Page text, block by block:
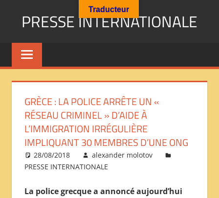
PRESSE INTERNATIONALE
Presse
Internationale
Géopolitique
Immigration
Société
Emploi
Economie
Géostratégie-
INTERNATIONAL
REVIEW
GRÈCE : LA POLICE ARRÊTE UN «
RÉSEAU CRIMINEL » D’AIDE À
L’IMMIGRATION IRRÉGULIÈRE
IMPLIQUANT 30 MEMBRES D’UNE ONG
28/08/2018
alexander molotov
PRESSE INTERNATIONALE
La police grecque a annoncé aujourd’hui
Traducteur